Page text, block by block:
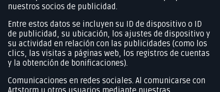
nuestros socios de publicidad.
Entre estos datos se incluyen su ID de dispositivo o ID
de publicidad, su ubicación, los ajustes de dispositivo y
su actividad en relación con las publicidades (como los
clics, las visitas a páginas web, los registros de cuentas
y la obtención de bonificaciones).
Comunicaciones en redes sociales. Al comunicarse con